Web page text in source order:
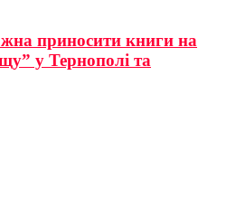
приносити книги на
у Тернополі та